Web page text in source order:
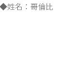
姓名：哥倫比